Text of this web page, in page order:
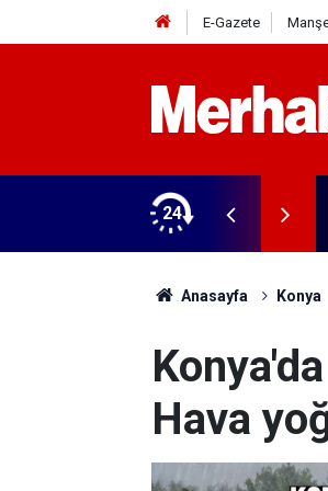
E-Gazete
24
Anasayfa Konya
Hava